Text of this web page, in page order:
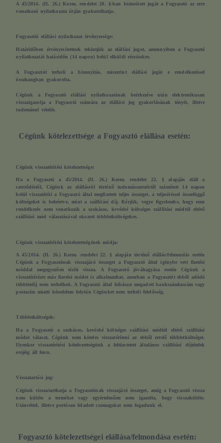
A 45/2014. (II. 26.) Korm. rendelet 20. §-ban biztosított jogát a Fogyasztó az erre
vonatkozó nyilatkozata útján gyakorolhatja.
Fogyasztói elállási nyilatkozat érvényessége:
Határidőben érvényesítettnek tekintjük az elállási jogot, amennyiben a Fogyasztó
nyilatkozatát határidőn (14 napon) belül elküldi részünkre.
A Fogyasztót terheli a bizonyítás, miszerint elállási jogát e rendelkezéssel
összhangban gyakorolta.
Cégünk a Fogyasztó elállási nyilatkozatának beérkezése után elektronikusan
visszaigazolja a Fogyasztó számára az elállási jog gyakorlásának tényét, illetve
tudomásul vételét.
Cégünk kötelezettsége a Fogyasztó elállása esetén:
Cégünk visszatérítési kötelezettsége:
Ha a Fogyasztó a 45/2014. (II. 26.) Korm. rendelet 22. § alapján eláll a
szerződéstől, Cégünk az elállásról történő tudomásszerzéstől számított 14 napon
belül visszatéríti a Fogyasztó által megfizetett teljes összeget, a teljesítéssel összefüggő
költségeket is beleértve, mint a szállítási díj. Kérjük, vegye figyelembe, hogy ezen
rendelkezés nem vonatkozik a szokásos, kevésbé költséges szállítási módtól eltérő
szállítási mód választásával okozott többletköltségekre.
Cégünk visszatérítési kötelezettségének módja:
A 45/2014. (II. 26.) Korm. rendelet 22. § alapján történő elállás/felmondás esetén
Cégünk a Fogyasztónak visszajáró összeget a Fogyasztó által igénybe vett fizetési
móddal megegyezően téríti vissza. A Fogyasztó jóváhagyása esetén Cégünk a
visszatérítésre más fizetési módot is alkalmazhat, azonban a Fogyasztót ebből adódó
többletdíj nem terhelheti. A Fogyasztó által hibásan megadott bankszámlaszám vagy
postacím miatti késedelem folytán Cégünket nem terheli felelősség.
Többletköltségek:
Ha a Fogyasztó a szokásos, kevésbé költséges szállítási módtól eltérő szállítási
módot választ, Cégünk nem köteles visszatéríteni az ebből eredő többletköltséget.
Ilyenkor visszatérítési kötelezettségünk a feltüntetett általános szállítási díjtételek
erejéig áll fenn.
Visszatartási jog:
Cégünk visszatarthatja a Fogyasztónak visszajáró összeget, amíg a Fogyasztó vissza
nem küldte a terméket vagy egyértelműen nem igazolta, hogy visszaküldte.
Utánvéttel, illetve portósan feladott csomagokat nem fogadunk el.
Fogyasztó kötelezettségei elállása/felmondása esetén: